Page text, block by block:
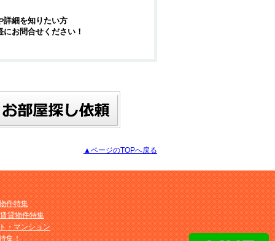
詳細を知りたい方
お問合せください！
▲ページのTOPへ戻る
件特集
貸物件特集
・マンション
集！